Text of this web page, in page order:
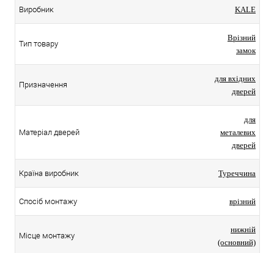
Виробник KALE
Тип товару
Врізний
замок
Призначення
для вхідних
дверей
Матеріал дверей
для
металевих
дверей
Країна виробник Туреччина
Спосіб монтажу врізний
Місце монтажу
нижній
(основний)